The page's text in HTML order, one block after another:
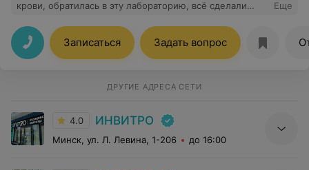
крови, обратилась в эту лабораторию, всё сделали
Еще
Записаться Задать вопрос
ДРУГИЕ АДРЕСА СЕТИ
4.0 ИНВИТРО
Минск, ул. Л. Левина, 1-206 до 16:00